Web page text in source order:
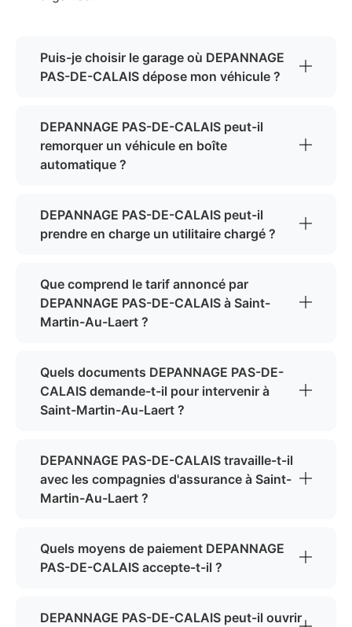
Puis-je choisir le garage où DEPANNAGE
PAS-DE-CALAIS dépose mon véhicule ?
DEPANNAGE PAS-DE-CALAIS peut-il
remorquer un véhicule en boîte
automatique ?
DEPANNAGE PAS-DE-CALAIS peut-il
prendre en charge un utilitaire chargé ?
Que comprend le tarif annoncé par
DEPANNAGE PAS-DE-CALAIS à Saint-
Martin-Au-Laert ?
Quels documents DEPANNAGE PAS-DE-
CALAIS demande-t-il pour intervenir à
Saint-Martin-Au-Laert ?
DEPANNAGE PAS-DE-CALAIS travaille-t-il
avec les compagnies d'assurance à Saint-
Martin-Au-Laert ?
Quels moyens de paiement DEPANNAGE
PAS-DE-CALAIS accepte-t-il ?
DEPANNAGE PAS-DE-CALAIS peut-il ouvrir